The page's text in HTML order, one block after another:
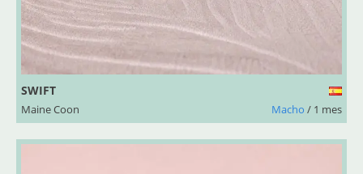
SWIFT
Maine Coon Macho / 1 mes